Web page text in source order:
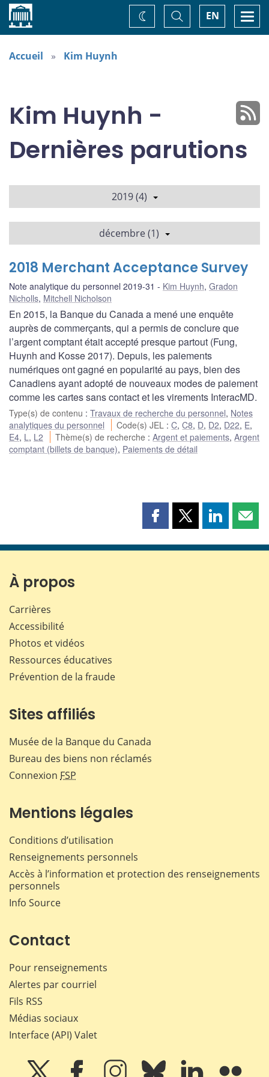
Accueil EN
Basculer
la
recherche
Changez
de
Accueil Kim Huynh
Kim Huynh -
Dernières parutions
2019 (4)
décembre (1)
2018 Merchant Acceptance Survey
Note analytique du personnel 2019-31 Kim Huynh, Gradon
Nicholls, Mitchell Nicholson
En 2015, la Banque du Canada a mené une enquête
auprès de commerçants, qui a permis de conclure que
l’argent comptant était accepté presque partout (Fung,
Huynh and Kosse 2017). Depuis, les paiements
numériques ont gagné en popularité au pays, bien des
Canadiens ayant adopté de nouveaux modes de paiement
comme les cartes sans contact et les virements InteracMD.
Type(s) de contenu : Travaux de recherche du personnel, Notes
analytiques du personnel
Code(s) JEL :C,C8, D, D2, D22, E,
E4, L , L2 Thème(s) de recherche :Argent et paiements,Argent
comptant (billets de banque), Paiements de détail
Partager
page
Partager
page
Partager
page page
À propos
Carrières
Accessibilité
Photos et vidéos
Ressources éducatives
Prévention de la fraude
Sites affiliés
Musée de la Banque du Canada
Bureau des biens non réclamés
Connexion FSP
Mentions légales
Conditions d’utilisation
Renseignements personnels
Accès à l’information et protection des renseignements
personnels
Info Source
Contact
Pour renseignements
Alertes par courriel
Fils RSS
Médias sociaux
Interface (API) Valet